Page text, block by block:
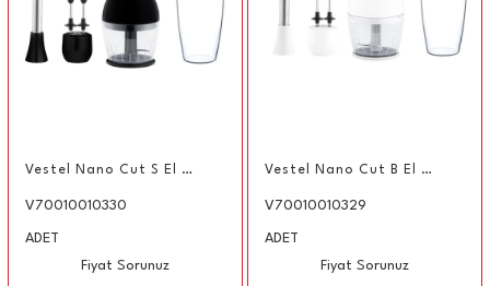
Vestel Nano Cut S El Blender Seti
V70010010330
ADET
Fiyat Sorunuz
Vestel Nano Cut B El Blender Seti
V70010010329
ADET
Fiyat Sorunuz